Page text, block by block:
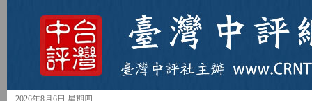
2026年8月6日 星期四